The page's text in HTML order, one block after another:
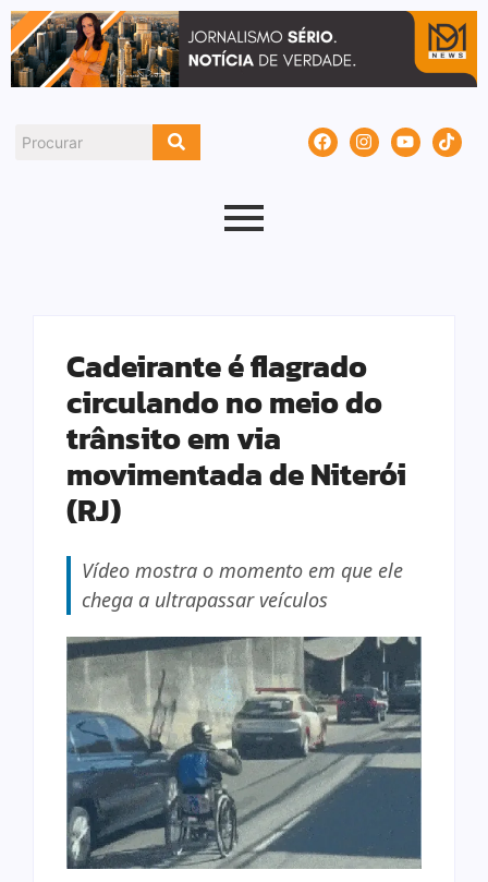
Cadeirante é flagrado
circulando no meio do
trânsito em via
movimentada de Niterói
(RJ)
Vídeo mostra o momento em que ele
chega a ultrapassar veículos